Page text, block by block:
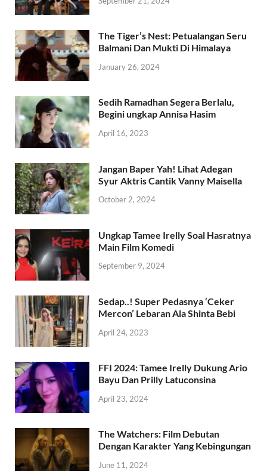
The Tiger’s Nest: Petualangan Seru
Balmani Dan Mukti Di Himalaya
January 26, 2024
Sedih Ramadhan Segera Berlalu,
Begini ungkap Annisa Hasim
April 16, 2023
Jangan Baper Yah! Lihat Adegan
Syur Aktris Cantik Vanny Maisella
October 2, 2024
Ungkap Tamee Irelly Soal Hasratnya
Main Film Komedi
September 9, 2024
Sedap..! Super Pedasnya ‘Ceker
Mercon’ Lebaran Ala Shinta Bebi
April 24, 2023
FFI 2024: Tamee Irelly Dukung Ario
Bayu Dan Prilly Latuconsina
April 23, 2024
The Watchers: Film Debutan
Dengan Karakter Yang Kebingungan
June 11, 2024